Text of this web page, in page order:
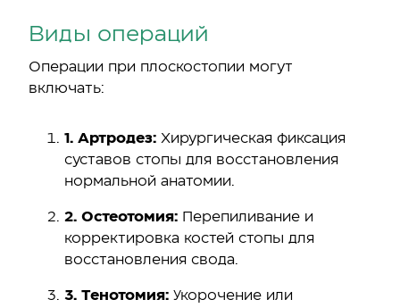
Виды операций
Операции при плоскостопии могут
включать:
1. Артродез: Хирургическая фиксация
суставов стопы для восстановления
нормальной анатомии.
2. Остеотомия: Перепиливание и
корректировка костей стопы для
восстановления свода.
3. Тенотомия: Укорочение или